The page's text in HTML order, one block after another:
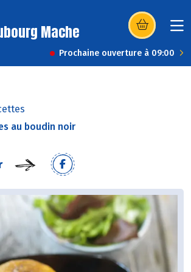
Mache (s’ouvre dans
Prochaine ouverture à 09:00
au boudin noir